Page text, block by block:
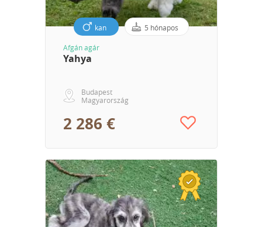
kan 5 hónapos
Afgán agár
Yahya
Budapest
Magyarország
2 286 €